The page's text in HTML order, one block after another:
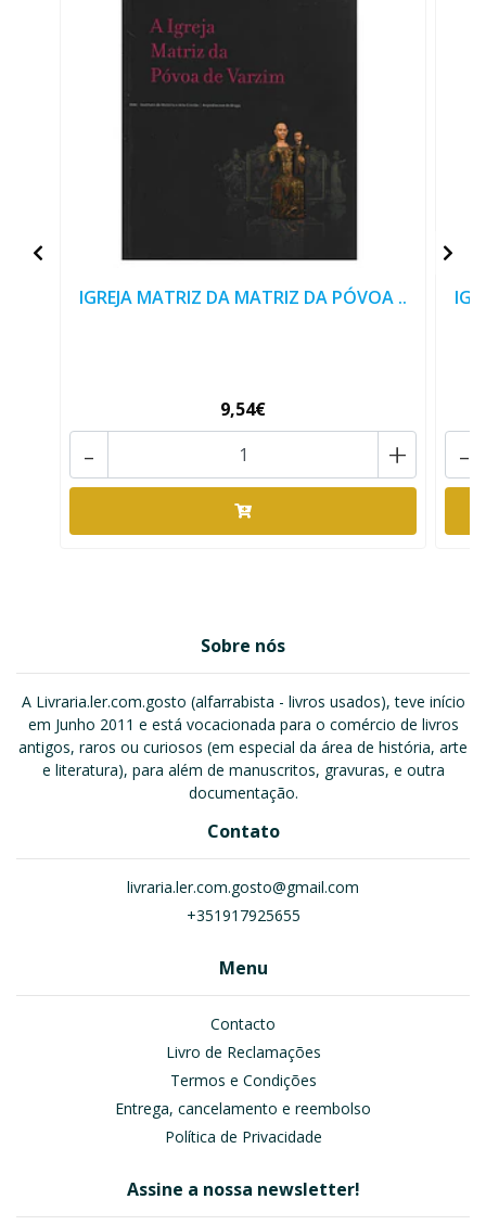
IGREJA MATRIZ DA MATRIZ DA PÓVOA ..
9,54€
+
- -
Sobre nós
A Livraria.ler.com.gosto (alfarrabista - livros usados), teve início
em Junho 2011 e está vocacionada para o comércio de livros
antigos, raros ou curiosos (em especial da área de história, arte
e literatura), para além de manuscritos, gravuras, e outra
documentação.
Contato
livraria.ler.com.gosto@gmail.com
+351917925655
Menu
Contacto
Livro de Reclamações
Termos e Condições
Entrega, cancelamento e reembolso
Política de Privacidade
Assine a nossa newsletter!